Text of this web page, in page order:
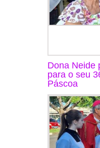
Dona Neide
para o seu
Páscoa